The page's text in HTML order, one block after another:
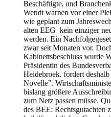
Beschäftigte, und
Wendt warnen vor einer
wie geplant zum
alten EEG kein einziger
werden. Ein
zwar seit Monaten vor.
Kabinettsbeschluss wurde
Präsidentin des
Heidebroek. fordert
Novelle”.
bislang größere
zum Netz passen müsse.
des BEE: Rechtsgutachten